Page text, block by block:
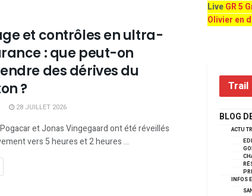
et contrôles en ultra-
: que peut-on
des dérives du
?
28 JUILLET 2026
et Jonas Vingegaard ont été réveillés
vers 5 heures et 2 heures ...
LiveGR 5
Olivier en
Trail
BLOG
ACTU
INFOS